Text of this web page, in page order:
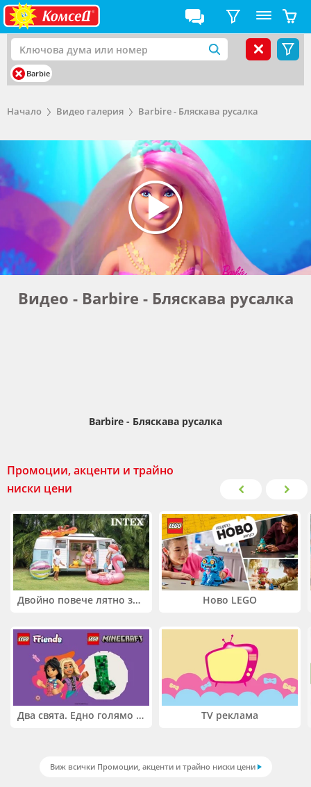
Barbie
Начало Видео галерия Barbire - Бляскава русалка
Видео - Barbire - Бляскава русалка
Barbire - Бляскава русалка
Промоции, акценти и трайно
ниски цени
Двойно повече лятно забавление! Купи 2 продукта INTEX и вземи -33%
Два свята. Едно голямо приключение. Купи 2 продукта LEGO® Friends и/или LEGO® Minecraft и вземи -27%
Ново LEGO
TV реклама
Виж всички Промоции, акценти и трайно ниски цени